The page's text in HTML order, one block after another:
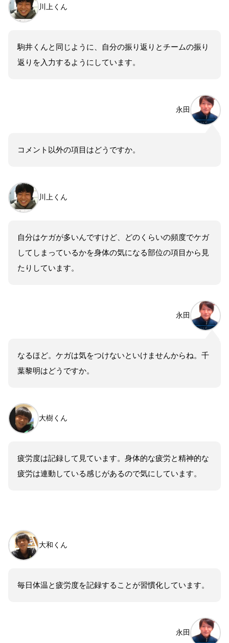
駒井くんと同じように、自分の振り返りとチームの振り
返りを入力するようにしています。
川上くん
コメント以外の項目はどうですか。
永田
自分はケガが多いんですけど、どのくらいの頻度でケガ
してしまっているかを身体の気になる部位の項目から見
たりしています。
川上くん
なるほど。ケガは気をつけないといけませんからね。千
葉黎明はどうですか。
永田
疲労度は記録して見ています。身体的な疲労と精神的な
疲労は連動している感じがあるので気にしています。
大樹くん
毎日体温と疲労度を記録することが習慣化しています。
大和くん
永田